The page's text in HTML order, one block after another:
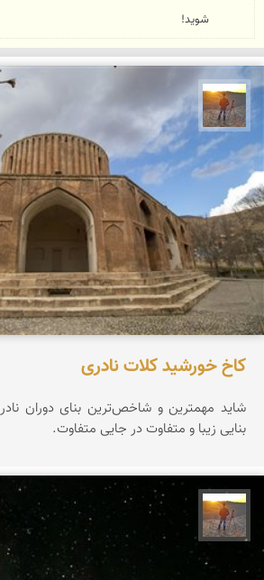
مهدی مخلصیان
کاخ خورشید کلات نادری
شاید مهمترین و شاخص‌ترین بنای دوران
بنایی زیبا و متفاوت در جایی متفاوت.
مهدی مخلصیان